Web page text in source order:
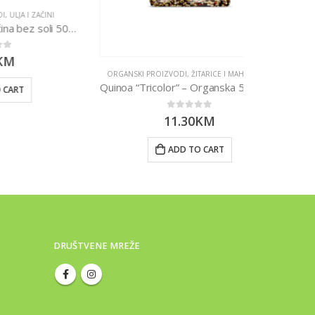
Zdrava mješavina začina bez soli 500g Nutrigold
ORGANSKI PROIZVODI, ŽITARICE I MAHUNARKE
Quinoa “Tricolor” – Organska 500g Nutrigold
KM
ADD TO CART
DRUŠTVENE MREŽE